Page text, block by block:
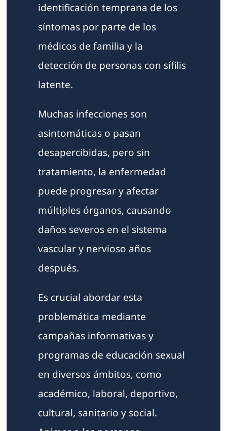
identificación temprana de los
síntomas por parte de los
médicos de familia y la
detección de personas con sífilis
latente.
Muchas infecciones son
asintomáticas o pasan
desapercibidas, pero sin
tratamiento, la enfermedad
puede progresar y afectar
múltiples órganos, causando
daños severos en el sistema
vascular y nervioso años
después.
Es crucial abordar esta
problemática mediante
campañas informativas y
programas de educación sexual
en diversos ámbitos, como
académico, laboral, deportivo,
cultural, sanitario y social.